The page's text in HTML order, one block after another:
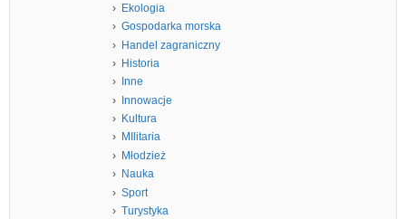
Ekologia
Gospodarka morska
Handel zagraniczny
Historia
Inne
Innowacje
Kultura
MIlitaria
Młodzież
Nauka
Sport
Turystyka